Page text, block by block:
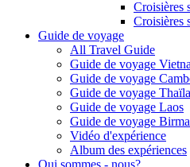
Croisières
Croisières
Guide de voyage
All Travel Guide
Guide de voyage
Guide de voyage
Guide de voyage
Guide de voyage Laos
Guide de voyage
Vidéo d'expérience
Album des expériences
Qui sommes - nous?